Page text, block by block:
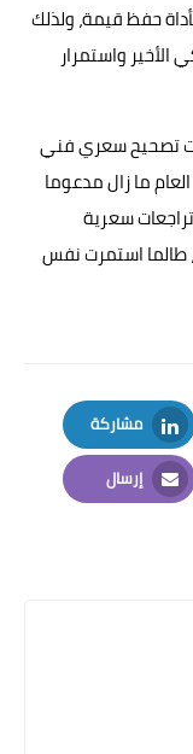
حفظ قيمة، ولذلك
الأخير واستمرار
تصحيح سعري فني
ما زال مدعوما
أن أي تراجعات سعرية
طالما استمرت نفس
مشاركة
LinkedIn
إرسال
Email